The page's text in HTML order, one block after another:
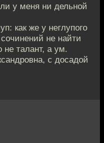
у меня ни дельной
как же у неглупого
не найти
не талант, а ум.
с досадой